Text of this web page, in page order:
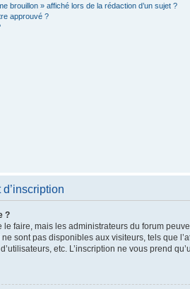
brouillon » affiché lors de la rédaction d’un sujet ?
approuvé ?
?
le faire, mais les administrateurs du forum
sont pas disponibles aux visiteurs, tels que
etc. L’inscription ne vous prend